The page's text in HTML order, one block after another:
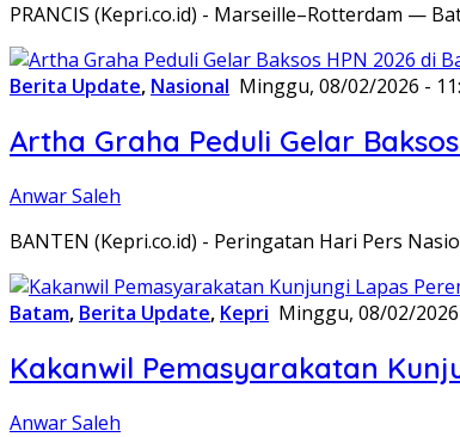
PRANCIS (Kepri.co.id) - Marseille–Rotterdam —
Berita Update, Nasional Minggu, 08/02/2026 -
Artha Graha Peduli Gelar
Anwar Saleh
BANTEN (Kepri.co.id) - Peringatan Hari Pers
Batam, Berita Update, Kepri Minggu, 08/02/
Kakanwil Pemasyarakatan
Anwar Saleh